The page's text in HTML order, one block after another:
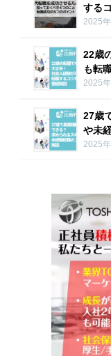
する
2025
22歳
も転
2025
27歳
や未
2025